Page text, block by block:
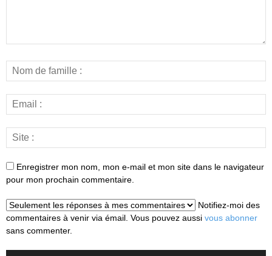
Enregistrer mon nom, mon e-mail et mon site dans le navigateur
pour mon prochain commentaire.
Notifiez-moi des
commentaires à venir via émail. Vous pouvez aussi vous abonner
sans commenter.